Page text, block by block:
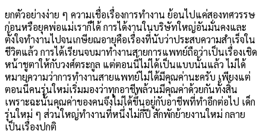
ยกตัวอย่างง่าย ๆ ความเชื่อเรื่องการทำงาน ย้อนไปแค่สองทศวรรษ
ก่อนหรือยุคพ่อแม่เราก็ได้ การได้งานในบริษัทใหญ่อันมั่นคงและ
ตั้งใจทำงานไปจนเกษียณอายุคือเรื่องที่นับว่าประสบความสำเร็จใน
ชีวิตแล้ว การได้เรียนจบมาทำงานสายการแพทย์ถือว่าเป็นเรื่องเชิด
หน้าชูตาให้กับวงศ์ตระกูล แต่ตอนนี้ไม่ได้เป็นแบบนั้นแล้ว ไม่ได้
หมายความว่าการทำงานสายแพทย์ไม่ได้มีคุณค่านะครับ เพียงแต่
ตอนนี้คนรุ่นใหม่เริ่มมองว่าทุกอาชีพล้วนมีคุณค่าด้วยกันทั้งสิ้น
เพราะฉะนั้นคุณค่าของคนจึงไม่ได้ขึ้นอยู่กับอาชีพที่ทำอีกต่อไป เด็ก
รุ่นใหม่ ๆ ส่วนใหญ่ทำงานที่หนึ่งไม่กี่ปี สักพักย้ายงานใหม่ กลาย
เป็นเรื่องปกติ